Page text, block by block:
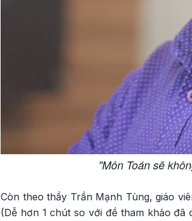
"Môn Toán sẽ
Còn theo thầy Trần Mạnh Tùng, giáo
(Dễ hơn 1 chút so với đề tham khảo